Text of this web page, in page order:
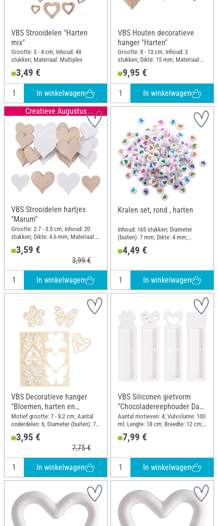
VBS Strooidelen "Harten
mix"
Grootte: 3 - 4 cm; Inhoud: 48
stukken; Materiaal: Multiplex
3,49 €
In winkelwagen
VBS Houten decoratieve
hanger "Harten"
Grootte: 8 - 13 cm; Inhoud: 3
stukken; Dikte: 15 mm; Materiaal:
Hout
9,95 €
In winkelwagen
Creatieve Augustus
VBS Strooidelen hartjes
"Marum"
Grootte: 2.7 - 3.5 cm; Inhoud: 20
stukken; Dikte: 4.6 mm; Materiaal:
Hout
3,59 €
3,99 €
In winkelwagen
Kralen set, rond , harten
Inhoud: 165 stukken; Diameter
(buiten): 7 mm; Dikte: 4 mm;
Materiaal: Kunststof
4,49 €
In winkelwagen
VBS Decoratieve hanger
"Bloemen, harten en
vlinders"
Motief grootte: 7 - 8.2 cm; Aantal
onderdelen: 6; Diameter (buiten): 7
Multiplex
3,95 €
7,75 €
In winkelwagen
VBS Siliconen gietvorm
"Chocoladereephouder Dank
u"
Aantal motieven: 4; Vulvolume: 100
ml; Lengte: 18 cm; Breedte: 12 cm;
7,99 €
In winkelwagen